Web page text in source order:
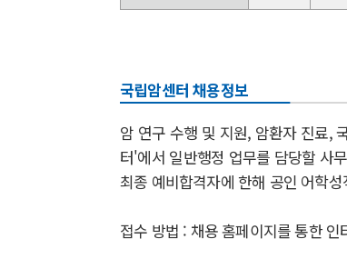
국립암센터 채용정보
암 연구 수행 및 지원, 암환자 진료,
터'에서 일반행정 업무를 담당할 사
최종 예비합격자에 한해 공인 어학
접수 방법 : 채용 홈페이지를 통한 인